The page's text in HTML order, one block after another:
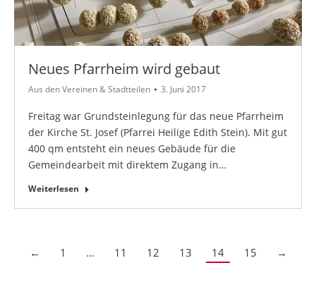
Neues Pfarrheim wird gebaut
Aus den Vereinen & Stadtteilen 3. Juni 2017
Freitag war Grundsteinlegung für das neue Pfarrheim
der Kirche St. Josef (Pfarrei Heilige Edith Stein). Mit gut
400 qm entsteht ein neues Gebäude für die
Gemeindearbeit mit direktem Zugang in…
Weiterlesen
← 1 … 11 12 13 14 15 →